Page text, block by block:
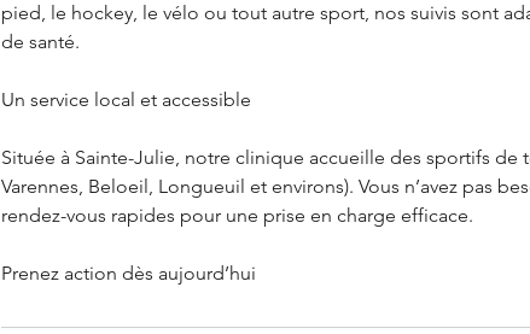
pied, le hockey, le vélo ou tout autre sport, nos suivis sont
de santé.
Un service local et accessible
Située à Sainte-Julie, notre clinique accueille des sportifs de
Varennes, Beloeil, Longueuil et environs). Vous n’avez pas
rendez-vous rapides pour une prise en charge efficace.
Prenez action dès aujourd’hui